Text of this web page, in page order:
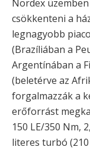
Nordex
csökkenteni a
legnagyobb
(Brazíliában a
Argentínában a
(beletérve az
forgalmazzák a
erőforrást
150 LE/350 Nm,
literes turbó